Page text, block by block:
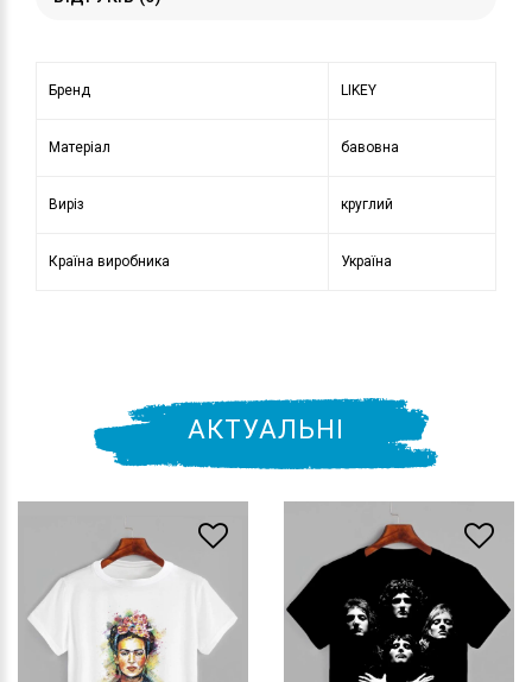
Бренд LIKEY
Матеріал бавовна
Виріз круглий
Країна виробника Україна
АКТУАЛЬНІ